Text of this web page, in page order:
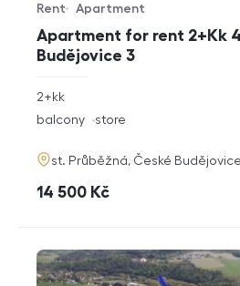
Apartment for rent 2+Kk
Budějovice 3
Offer type
Rent
Property type
Apartment
rozměry
disposition
2+kk
funkce
balcony store
adresa
st. Průběžná, České Budějovice
cena
14 500 Kč